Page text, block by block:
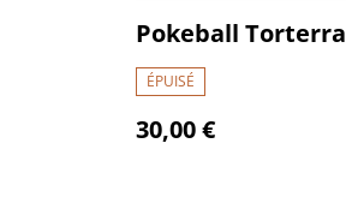
Pokeball Torterra
ÉPUISÉ
30,00 €